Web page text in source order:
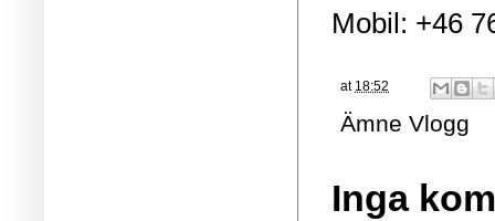
Mobil: +46
at 18:52
Ämne Vlogg
Inga